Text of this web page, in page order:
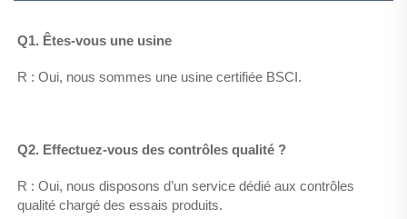
Q1. Êtes-vous une usine
R : Oui, nous sommes une usine certifiée BSCI.
Q2. Effectuez-vous des contrôles qualité ?
R : Oui, nous disposons d’un service dédié aux contrôles
qualité chargé des essais produits.